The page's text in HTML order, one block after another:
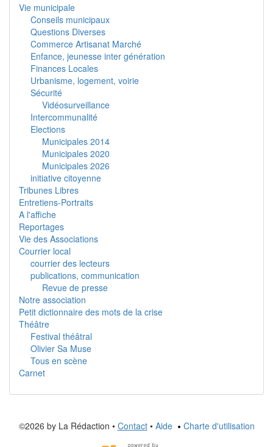
Vie municipale
Conseils municipaux
Questions Diverses
Commerce Artisanat Marché
Enfance, jeunesse inter génération
Finances Locales
Urbanisme, logement, voirie
Sécurité
Vidéosurveillance
Intercommunalité
Elections
Municipales 2014
Municipales 2020
Municipales 2026
initiative citoyenne
Tribunes Libres
Entretiens-Portraits
A l'affiche
Reportages
Vie des Associations
Courrier local
courrier des lecteurs
publications, communication
Revue de presse
Notre association
Petit dictionnaire des mots de la crise
Théâtre
Festival théâtral
Olivier Sa Muse
Tous en scène
Carnet
©2026 by La Rédaction • Contact• Aide Charte d'utilisation